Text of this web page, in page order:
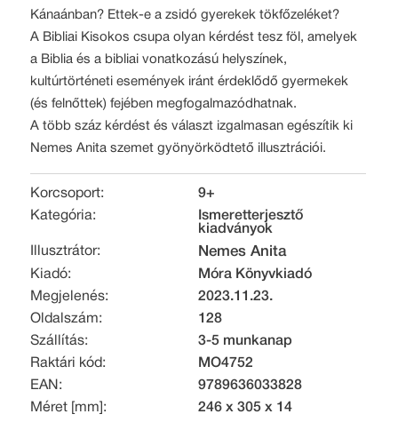
Kánaánban? Ettek-e a zsidó gyerekek tökfőzeléket?
A Bibliai Kisokos csupa olyan kérdést tesz föl, amelyek
a Biblia és a bibliai vonatkozású helyszínek,
kultúrtörténeti események iránt érdeklődő gyermekek
(és felnőttek) fejében megfogalmazódhatnak.
A több száz kérdést és választ izgalmasan egészítik ki
Nemes Anita szemet gyönyörködtető illusztrációi.
Korcsoport:
9+
Kategória:
Ismeretterjesztő
kiadványok
Illusztrátor:
Nemes Anita
Kiadó:
Móra Könyvkiadó
Megjelenés:
2023.11.23.
Oldalszám:
128
Szállítás:
3-5 munkanap
Raktári kód:
MO4752
EAN:
9789636033828
Méret [mm]:
246 x 305 x 14